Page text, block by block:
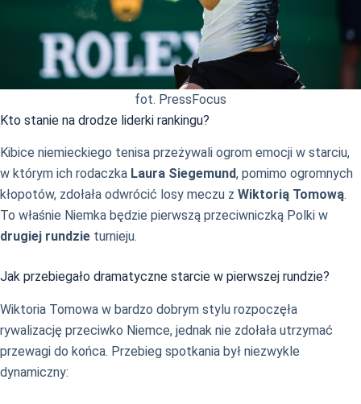
fot. PressFocus
Kto stanie na drodze liderki rankingu?
Kibice niemieckiego tenisa przeżywali ogrom emocji w starciu,
w którym ich rodaczka Laura Siegemund, pomimo ogromnych
kłopotów, zdołała odwrócić losy meczu z Wiktorią Tomową.
To właśnie Niemka będzie pierwszą przeciwniczką Polki w
drugiej rundzie turnieju.
Jak przebiegało dramatyczne starcie w pierwszej rundzie?
Wiktoria Tomowa w bardzo dobrym stylu rozpoczęła
rywalizację przeciwko Niemce, jednak nie zdołała utrzymać
przewagi do końca. Przebieg spotkania był niezwykle
dynamiczny: